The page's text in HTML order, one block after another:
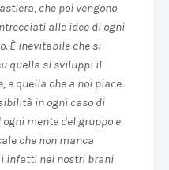
che poi vengono
alle idee di ogni
È inevitabile che si
quella si sviluppi il
e quella che a noi piace
in ogni caso di
mente del gruppo e
che non manca
infatti nei nostri brani